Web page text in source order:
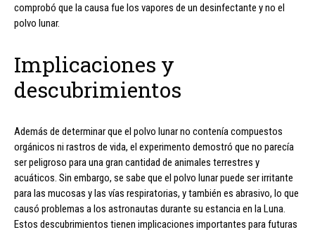
comprobó que la causa fue los vapores de un desinfectante y no el
polvo lunar.
Implicaciones y
descubrimientos
Además de determinar que el polvo lunar no contenía compuestos
orgánicos ni rastros de vida, el experimento demostró que no parecía
ser peligroso para una gran cantidad de animales terrestres y
acuáticos. Sin embargo, se sabe que el polvo lunar puede ser irritante
para las mucosas y las vías respiratorias, y también es abrasivo, lo que
causó problemas a los astronautas durante su estancia en la Luna.
Estos descubrimientos tienen implicaciones importantes para futuras